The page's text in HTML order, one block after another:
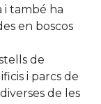
i també ha
en boscos
de
i parcs de
de les